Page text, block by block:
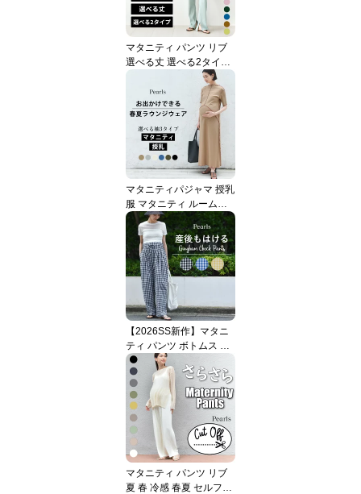
マタニティ パンツ リブ
選べる丈 選べる2タイプ
ワイド フレア スリット
産前産後兼用 フレアパン
ツ ワイドパンツ 秋冬 冬
ボトム レギンス ズボン
ヨガパンツ ルームウエア
部屋着 妊婦 妊婦服 リブ
パンツ おしゃれ オシャ
レ 可愛い 低身長 臨月 春
夏 夏 Pearls パールズ
マタニティパジャマ 授乳
服 マタニティ ルームウ
ェア パジャマ 春夏 夏 半
袖 フレンチ 長袖 マキシ
ワンピース 授乳口 部屋
着 入院 ワンマイル リブ
ロング 授乳ケープ一体型
フレア ロング丈 妊婦服
産前産後 おしゃれ オシ
ャレ 可愛い かっこいい
パールズ Pearls
【2026SS新作】マタニ
ティ パンツ ボトムス 産
前産後 ウエスト調節 ギ
ンガムチェック バルーン
パンツ バルーンシルエッ
ト イージー ゆったり ら
くちん カジュアル きれ
いめ 涼しい マタニティ
ズボン 妊婦服 おしゃれ
オシャレ 春夏 夏 パール
ズ Pearls
マタニティ パンツ リブ
夏 春 冷感 春夏 セルフカ